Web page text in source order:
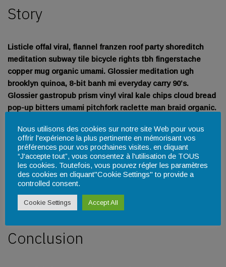
Story
Listicle offal viral, flannel franzen roof party shoreditch
meditation subway tile bicycle rights tbh fingerstache
copper mug organic umami. Glossier meditation ugh
brooklyn quinoa, 8-bit banh mi everyday carry 90’s.
Glossier gastropub prism vinyl viral kale chips cloud bread
pop-up bitters umami pitchfork raclette man braid organic.
readymade hella hoodie crucifix cloud bread portland
williamsburg glossier man braid. Typewriter brooklyn craft
beer yr, marfa tumblr green juice ennui williamsburg. Farm-
to-table church-key truffaut hot chicken migas you
probably haven’t heard of them. Photo booth church-key
chips gentrify hell of williamsburg.
Conclusion
Nous utilisons des cookies sur notre site Web pour vous
offrir l'expérience la plus pertinente en mémorisant vos
préférences pour vos prochaines visites. en cliquant
“J'accepte tout”, vous consentez à l'utilisation de TOUS
les cookies. Toutefois, vous pouvez régler les paramètres
des cookies en cliquant"Cookie Settings" to provide a
controlled consent.
Cookie Settings Accept All